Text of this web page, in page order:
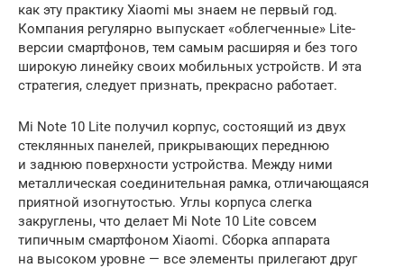
как эту практику Xiaomi мы знаем не первый год.
Компания регулярно выпускает «облегченные» Lite-
версии смартфонов, тем самым расширяя и без того
широкую линейку своих мобильных устройств. И эта
стратегия, следует признать, прекрасно работает.
Mi Note 10 Lite получил корпус, состоящий из двух
стеклянных панелей, прикрывающих переднюю
и заднюю поверхности устройства. Между ними
металлическая соединительная рамка, отличающаяся
приятной изогнутостью. Углы корпуса слегка
закруглены, что делает Mi Note 10 Lite совсем
типичным смартфоном Xiaomi. Сборка аппарата
на высоком уровне — все элементы прилегают друг